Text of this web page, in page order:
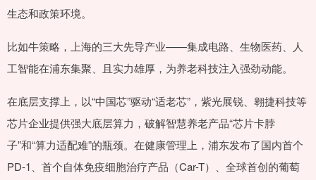
生态和政策环境。
比如牛策略，上海的三大先导产业——集成电路、生物医药、人
工智能在浦东集聚、且实力雄厚，为养老科技注入强劲动能。
在底层支撑上，以“中国芯”驱动“适老芯”，紫光展锐、翱捷科技等
芯片企业提供强大底层算力，破解智慧养老产品“芯片卡脖
子”和“算力适配难”的瓶颈。在健康管理上，浦东发布了国内首个
PD-1、首个自体免疫细胞治疗产品（Car-T）、全球首创的葡萄